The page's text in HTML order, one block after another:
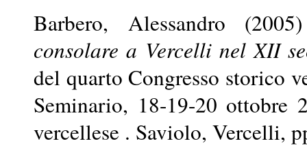
Barbero, Alessandro
consolare a Vercelli nel XII
del quarto Congresso storico
Seminario, 18-19-20 ottobre
vercellese . Saviolo, Vercelli,